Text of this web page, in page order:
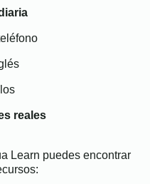
reales
Learn puedes encontrar